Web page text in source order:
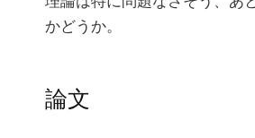
かどうか。
論文